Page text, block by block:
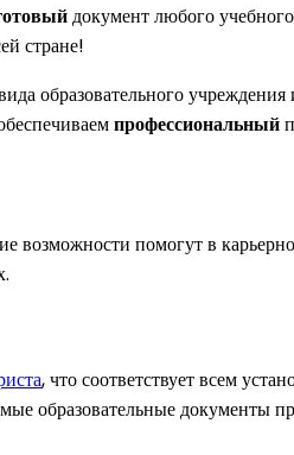
документ любого
стране!
образовательного
профессиональный
возможности помогут в
, что соответствует всем
образовательные документы